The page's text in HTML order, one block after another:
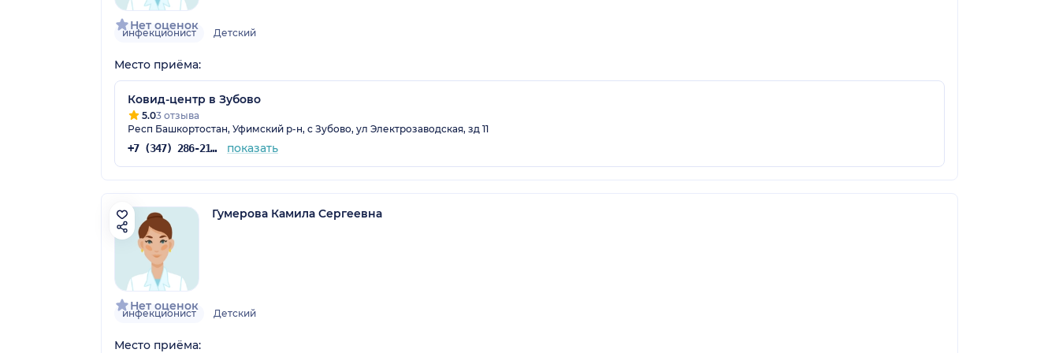
Нет оценок
инфекционист Детский
Место приёма:
Ковид-центр в Зубово
5.03 отзыва
Респ Башкортостан, Уфимский р-н, с Зубово, ул Электрозаводская, зд 11
+7 (347) 286-21-33 показать
Нет оценок
Гумерова Камила Сергеевна
инфекционист Детский
Место приёма: